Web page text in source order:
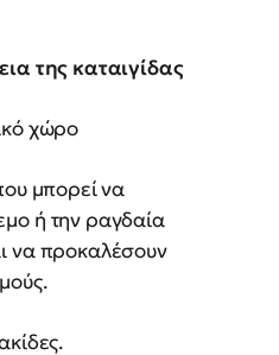
της καταιγίδας
χώρο
μπορεί να
ή την ραγδαία
να προκαλέσουν